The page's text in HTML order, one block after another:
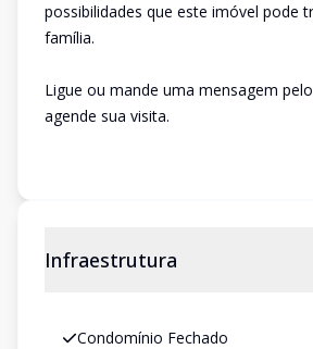
possibilidades que este imóvel pode
família.
Ligue ou mande uma mensagem
agende sua visita.
Infraestrutura
Condomínio Fechado